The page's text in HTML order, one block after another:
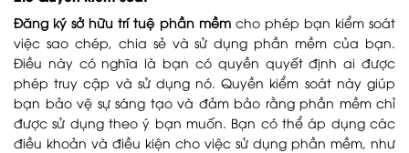
Đăng ký sở hữu trí tuệ phần mềm cho phép bạn kiểm soát
việc sao chép, chia sẻ và sử dụng phần mềm của bạn.
Điều này có nghĩa là bạn có quyền quyết định ai được
phép truy cập và sử dụng nó. Quyền kiểm soát này giúp
bạn bảo vệ sự sáng tạo và đảm bảo rằng phần mềm chỉ
được sử dụng theo ý bạn muốn. Bạn có thể áp dụng các
điều khoản và điều kiện cho việc sử dụng phần mềm, như